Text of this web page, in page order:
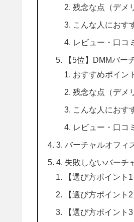
残念な点（デメ
こんな人におす
レビュー・口コ
【5位】DMMバー
おすすめポイン
残念な点（デメ
こんな人におす
レビュー・口コ
3. バーチャルオフィ
4. 失敗しないバーチ
【選び方ポイント
【選び方ポイント
【選び方ポイント